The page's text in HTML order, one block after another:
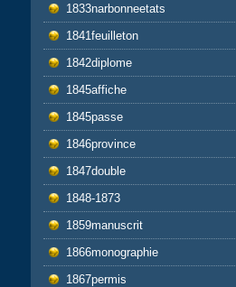
1833narbonneetats
1841feuilleton
1842diplome
1845affiche
1845passe
1846province
1847double
1848-1873
1859manuscrit
1866monographie
1867permis